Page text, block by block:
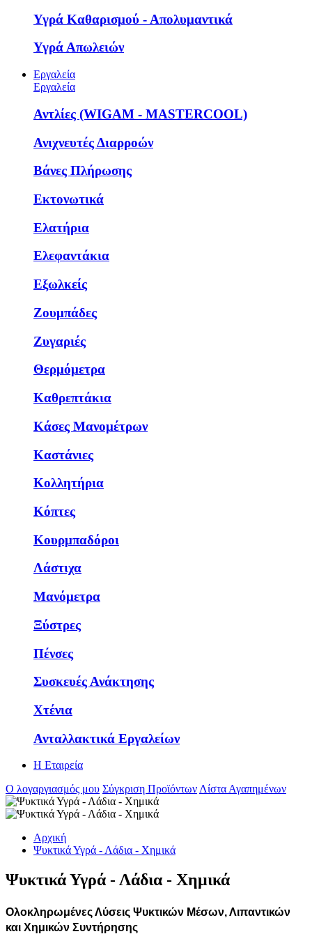
Υγρά Καθαρισμού - Απολυμαντικά
Υγρά Απωλειών
Εργαλεία
Εργαλεία
Αντλίες (WIGAM - MASTERCOOL)
Ανιχνευτές Διαρροών
Βάνες Πλήρωσης
Εκτονωτικά
Ελατήρια
Ελεφαντάκια
Εξωλκείς
Ζουμπάδες
Ζυγαριές
Θερμόμετρα
Καθρεπτάκια
Κάσες Μανομέτρων
Καστάνιες
Κολλητήρια
Κόπτες
Κουρμπαδόροι
Λάστιχα
Μανόμετρα
Ξύστρες
Πένσες
Συσκευές Ανάκτησης
Χτένια
Ανταλλακτικά Εργαλείων
Η Εταιρεία
Ο λογαργιασμός μου Σύγκριση ΠροϊόντωνΛίστα Αγαπημένων
Αρχική
Ψυκτικά Υγρά - Λάδια - Χημικά
Ψυκτικά Υγρά - Λάδια - Χημικά
Ολοκληρωμένες Λύσεις Ψυκτικών Μέσων, Λιπαντικών
και Χημικών Συντήρησης